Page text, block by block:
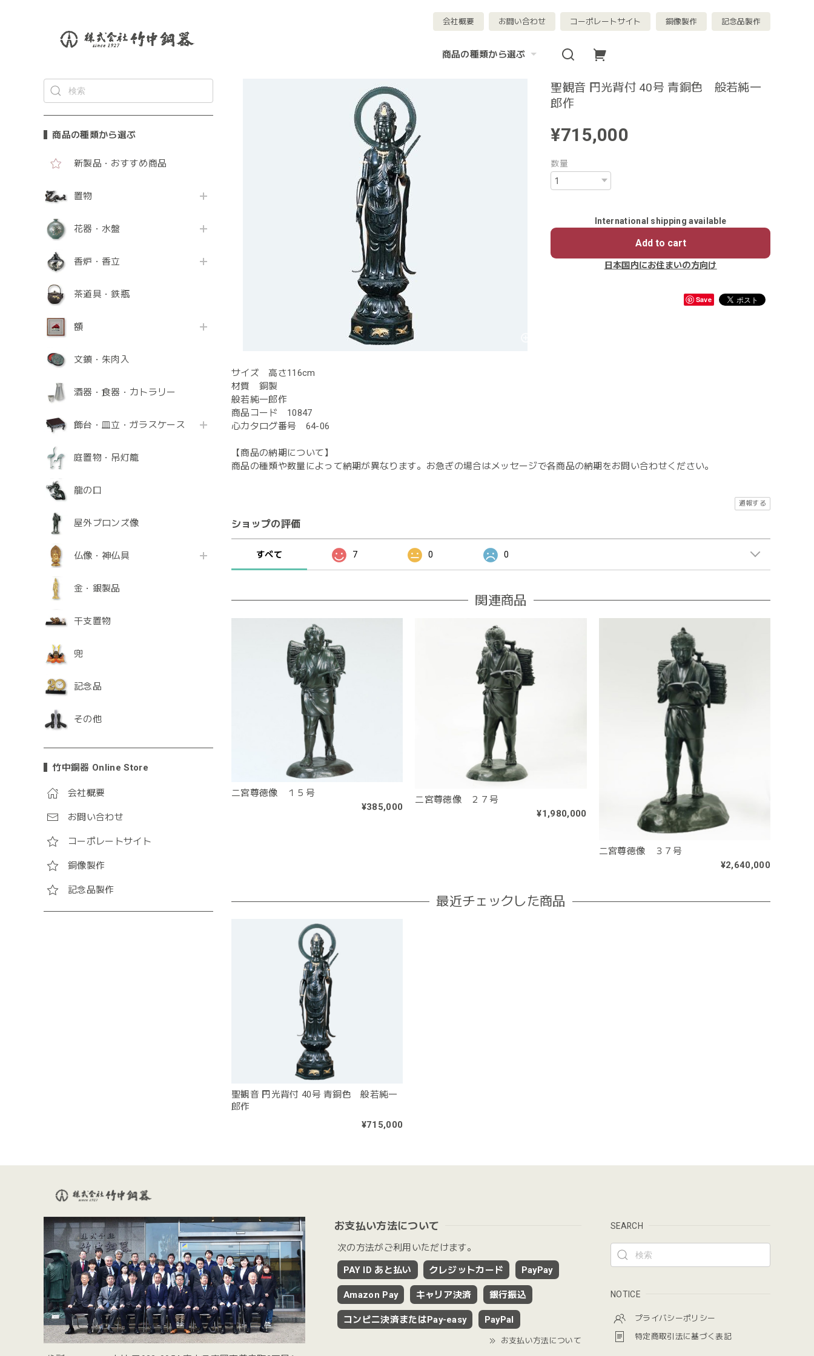
会社概要 お問い合わせ コーポレートサイト 銅像製作 記念品製作
商品の種類から選ぶ
商品の種類から選ぶ
新製品・おすすめ商品
置物
花器・水盤
香炉・香立
茶道具・鉄瓶
額
文鎮・朱肉入
酒器・食器・カトラリー
飾台・皿立・ガラスケース
庭置物・吊灯籠
龍の口
屋外ブロンズ像
仏像・神仏具
金・銀製品
干支置物
兜
記念品
その他
竹中銅器 Online Store
会社概要
お問い合わせ
コーポレートサイト
銅像製作
記念品製作
聖観音 円光背付 40号 青銅色 般若純一
郎作
¥715,000
数量
International shipping available
Add to cart
日本国内にお住まいの方向け
Save
サイズ 高さ116cm
材質 銅製
般若純一郎作
商品コード 10847
心カタログ番号 64-06
【商品の納期について】
商品の種類や数量によって納期が異なります。お急ぎの場合はメッセージで各商品の納期をお問い合わせください。
通報する
ショップの評価
すべて 7 0 0
関連商品
二宮尊徳像 １５号
¥385,000
二宮尊徳像 ２７号
¥1,980,000
二宮尊徳像 ３７号
¥2,640,000
最近チェックした商品
聖観音 円光背付 40号 青銅色 般若純一
郎作
¥715,000
お支払い方法について
次の方法がご利用いただけます。
PAY ID あと払い クレジットカード PayPay
Amazon Pay キャリア決済 銀行振込
コンビニ決済またはPay-easy PayPal
お支払い方法について
SEARCH
NOTICE
プライバシーポリシー
特定商取引法に基づく表記